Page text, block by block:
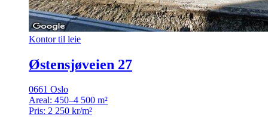
Kontor til leie
Østensjøveien 27
0661 Oslo
Areal: 450–4 500 m²
Pris: 2 250 kr/m²